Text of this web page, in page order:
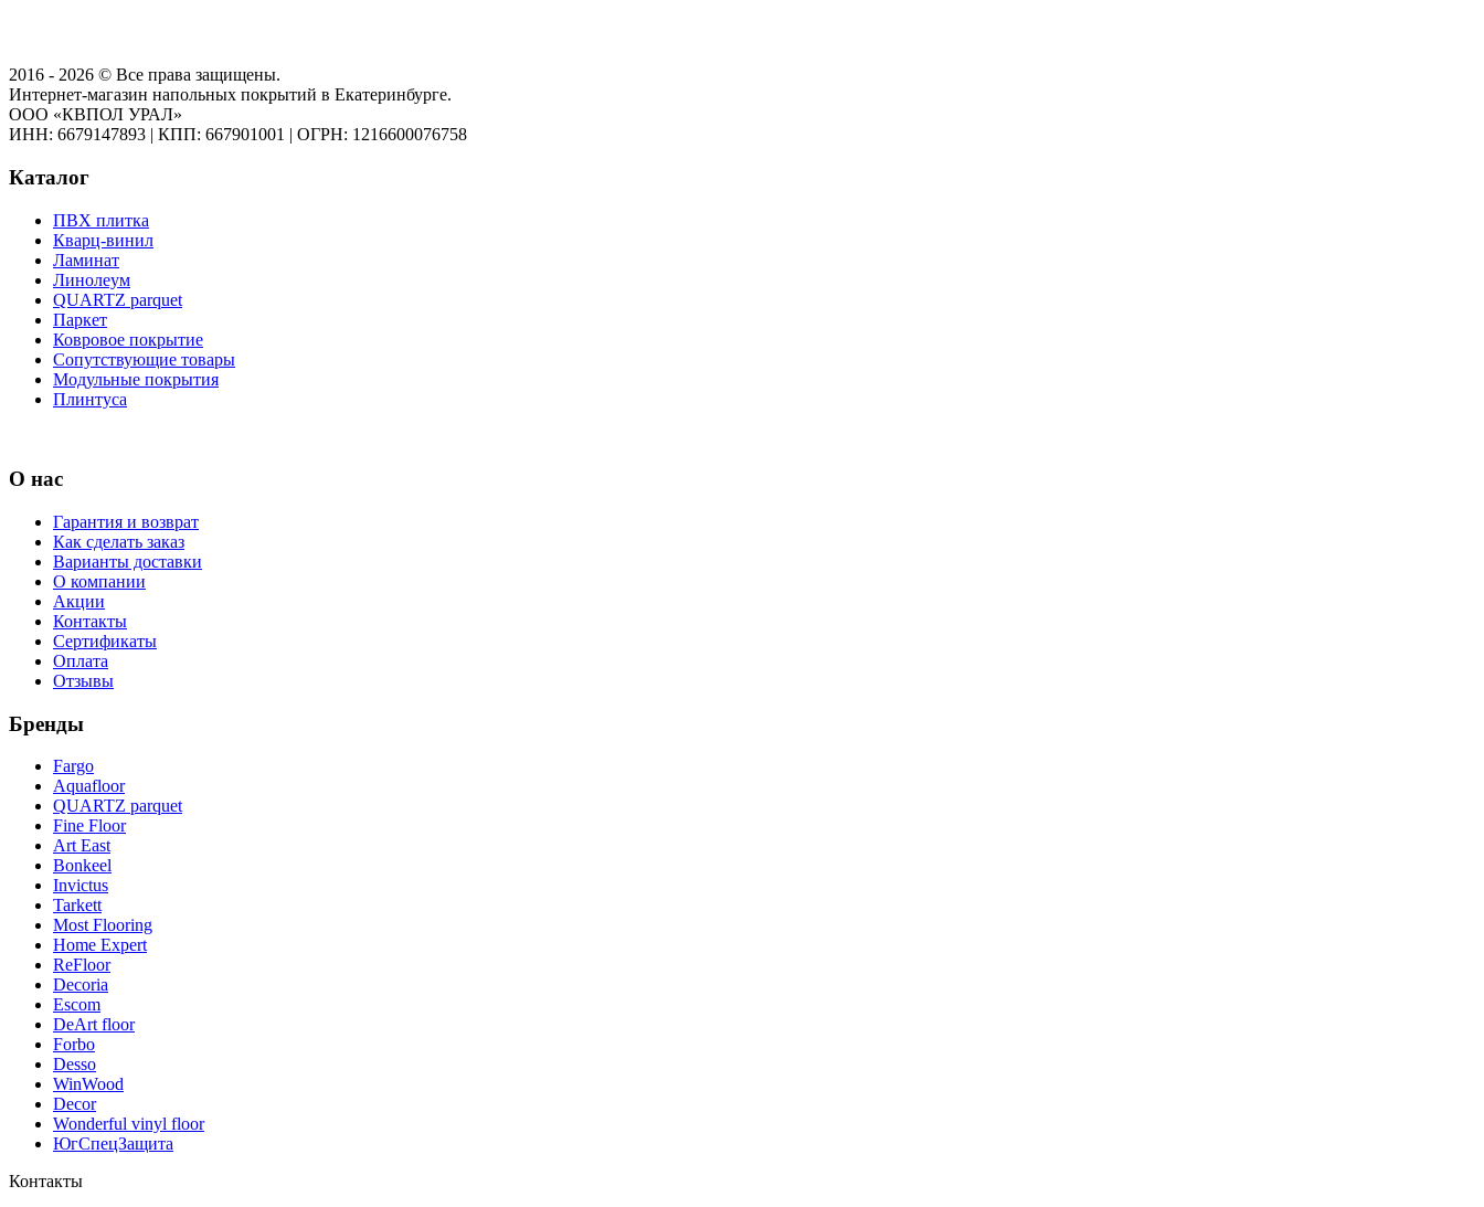
2016 - 2026 © Все права защищены.
Интернет-магазин напольных покрытий в Екатеринбурге.
ООО «КВПОЛ УРАЛ»
ИНН: 6679147893 | КПП: 667901001 | ОГРН: 1216600076758
Каталог
ПВХ плитка
Кварц-винил
Ламинат
Линолеум
QUARTZ parquet
Паркет
Ковровое покрытие
Сопутствующие товары
Модульные покрытия
Плинтуса
О нас
Гарантия и возврат
Как сделать заказ
Варианты доставки
О компании
Акции
Контакты
Сертификаты
Оплата
Отзывы
Бренды
Fargo
Aquafloor
QUARTZ parquet
Fine Floor
Art East
Bonkeel
Invictus
Tarkett
Most Flooring
Home Expert
ReFloor
Decoria
Escom
DeArt floor
Forbo
Desso
WinWood
Decor
Wonderful vinyl floor
ЮгСпецЗащита
Контакты